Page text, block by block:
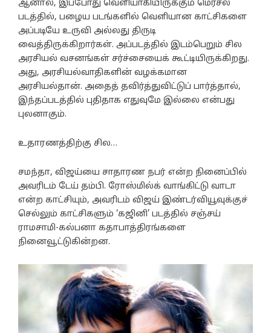
ஆனால், இப்போது வெளியாகியிருக்கும் மெர்சல்
படத்தில், பழைய படங்களில் வெளியான காட்சிகளை
அப்படியே உருவி அல்லது திருடி
வைத்திருக்கிறார்கள். அப்படத்தில் இடம்பெறும் சில
அரசியல் வசனங்கள் சர்ச்சையைக் கூட்டியிருக்கிறது.
அது, அரசியல்வாதிகளின் வழக்கமான
அரசியல்தான். அதைத் தவிர்த்துவிட்டுப் பார்த்தால்,
இந்தப்படத்தில் புதிதாக எதுவுமே இல்லை என்பது
புலனாகும்.
உதாரணத்திற்கு சில…
சமந்தா, விஜய்யை சாதாரண நபர் என்ற நினைப்பில்
அவரிடம் டேய் தம்பி. ரோஸ்மில்க் வாங்கிட்டு வாடா
என்ற காட்சியும், அவரிடம் விஜய் இண்டர்வியூவுக்குச்
செல்லும் காட்சிகளும் ‘கஜினி’ படத்தில் சஞ்சய்
ராமசாமி-கல்பனா கதாபாத்திரங்களை
நினைவூட்டுகின்றன.